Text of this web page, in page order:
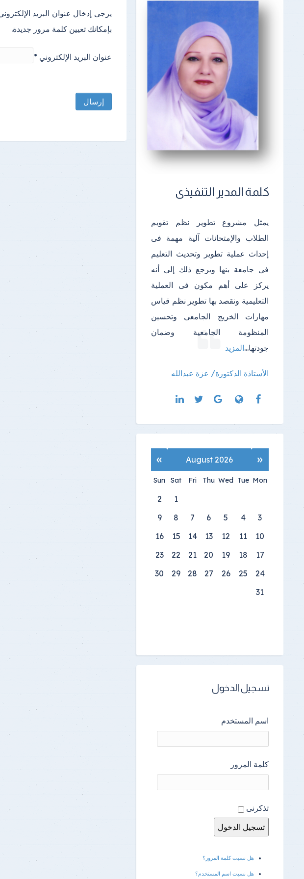
يرجى إدخال عنوان البريد
بإمكانك تعيين كلمة مرور جديدة.
عنوان البريد الإلكتروني *
إرسال
كلمة المدير التنفيذى
يمثل مشروع تطوير نظم تقويم
الطلاب والإمتحانات آلية مهمة فى
إحداث عملية تطوير وتحديث التعليم
فى جامعة بنها ويرجع ذلك إلى أنه
يركز على أهم مكون فى العملية
التعليمية ونقصد بها تطوير نظم قياس
مهارات الخريج الجامعى وتحسين
المنظومة الجامعية وضمان
جودتها...المزيد
الأستاذة الدكتورة/ عزة عبدالله
«
August 2026
»
Mon
Tue
Wed
Thu
Fri
Sat
Sun
1
2
3
4
5
6
7
8
9
10
11
12
13
14
15
16
17
18
19
20
21
22
23
24
25
26
27
28
29
30
31
تسجيل الدخول
اسم المستخدم
كلمة المرور
تذكرنى
هل نسيت كلمة المرور؟
هل نسيت اسم المستخدم؟